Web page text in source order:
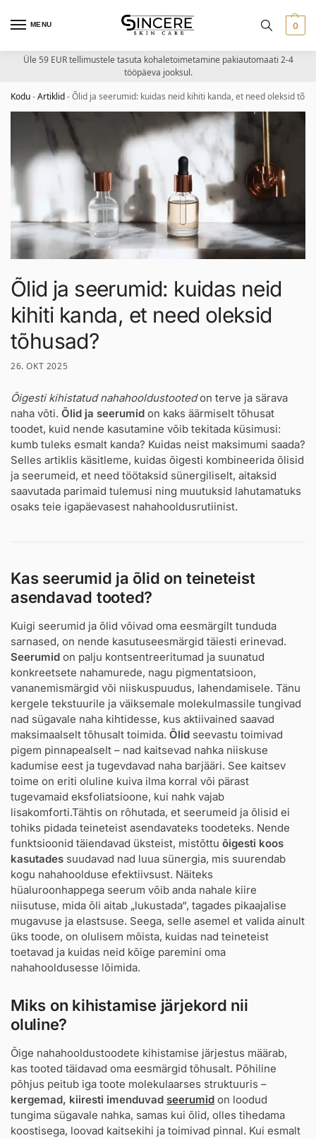
MENU 0
Üle 59 EUR tellimustele tasuta kohaletoimetamine pakiautomaati 2-4
tööpäeva jooksul.
Kodu-Artiklid-Õlid ja seerumid: kuidas neid kihiti kanda, et need oleksid
Õlid ja seerumid: kuidas neid
kihiti kanda, et need oleksid
tõhusad?
26. OKT 2025
Õigesti kihistatud nahahooldustootedon terve ja särava
naha võti. Õlid ja seerumid on kaks äärmiselt tõhusat
toodet, kuid nende kasutamine võib tekitada küsimusi:
kumb tuleks esmalt kanda? Kuidas neist maksimumi saada?
Selles artiklis käsitleme, kuidas õigesti kombineerida õlisid
ja seerumeid, et need töötaksid sünergiliselt, aitaksid
saavutada parimaid tulemusi ning muutuksid lahutamatuks
osaks teie igapäevasest nahahooldusrutiinist.
Kas seerumid ja õlid on teineteist
asendavad tooted?
Kuigi seerumid ja õlid võivad oma eesmärgilt tunduda
sarnased, on nende kasutuseesmärgid täiesti erinevad.
Seerumid on palju kontsentreeritumad ja suunatud
konkreetsete nahamurede, nagu pigmentatsioon,
vananemismärgid või niiskuspuudus, lahendamisele. Tänu
kergele tekstuurile ja väiksemale molekulmassile tungivad
nad sügavale naha kihtidesse, kus aktiivained saavad
maksimaalselt tõhusalt toimida. Õlid seevastu toimivad
pigem pinnapealselt – nad kaitsevad nahka niiskuse
kadumise eest ja tugevdavad naha barjääri. See kaitsev
toime on eriti oluline kuiva ilma korral või pärast
tugevamaid eksfoliatsioone, kui nahk vajab
lisakomforti.Tähtis on rõhutada, et seerumeid ja õlisid ei
tohiks pidada teineteist asendavateks toodeteks. Nende
funktsioonid täiendavad üksteist, mistõttu õigesti koos
kasutades suudavad nad luua sünergia, mis suurendab
kogu nahahoolduse efektiivsust. Näiteks
hüaluroonhappega seerum võib anda nahale kiire
niisutuse, mida õli aitab „lukustada“, tagades pikaajalise
mugavuse ja elastsuse. Seega, selle asemel et valida ainult
üks toode, on olulisem mõista, kuidas nad teineteist
toetavad ja kuidas neid kõige paremini oma
nahahooldusesse lõimida.
Miks on kihistamise järjekord nii
oluline?
Õige nahahooldustoodete kihistamise järjestus määrab,
kas tooted täidavad oma eesmärgid tõhusalt. Põhiline
põhjus peitub iga toote molekulaarses struktuuris –
kergemad, kiiresti imenduvad seerumid on loodud
tungima sügavale nahka, samas kui õlid, olles tihedama
koostisega, loovad kaitsekihi ja toimivad pinnal. Kui esmalt